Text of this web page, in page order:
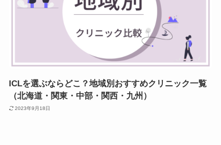
ICLを選ぶならどこ？地域別おすすめクリニック一覧
（北海道・関東・中部・関西・九州）
2023年9月18日